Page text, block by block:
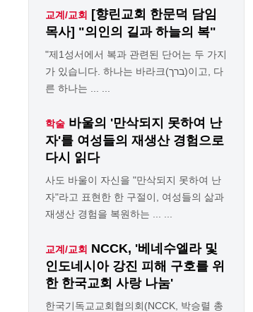
교계/교회
[향린교회 한문덕 담임
목사] "의인의 길과 하늘의 복"
"제1성서에서 복과 관련된 단어는 두 가지
가 있습니다. 하나는 바라크(ברך)이고, 다
른 하나는 ... ...
학술 바울의 '만삭되지 못하여 난
자'를 여성들의 재생산 경험으로
다시 읽다
사도 바울이 자신을 "만삭되지 못하여 난
자"라고 표현한 한 구절이, 여성들의 삶과
재생산 경험을 복원하는 ... ...
교계/교회 NCCK, '베네수엘라 및
인도네시아 강진 피해 구호를 위
한 한국교회 사랑 나눔'
한국기독교교회협의회(NCCK, 박승렬 총